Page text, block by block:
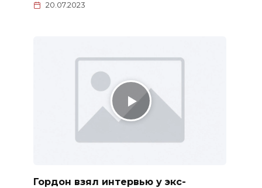
20.07.2023
Гордон взял интервью у экс-